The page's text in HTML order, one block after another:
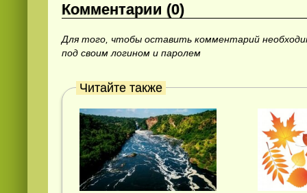
Комментарии (0)
Для того, чтобы оставить комментарий
под своим логином и паролем
Читайте также